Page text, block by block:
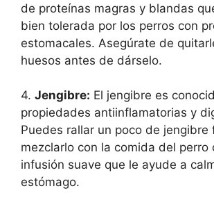
de proteínas magras y blandas
bien tolerada por los perros con
estomacales. Asegúrate de
huesos antes de dárselo.
4. Jengibre: El jengibre es
propiedades antiinflamatorias y
Puedes rallar un poco de jengibre
mezclarlo con la comida del perro
infusión suave que le ayude a
estómago.